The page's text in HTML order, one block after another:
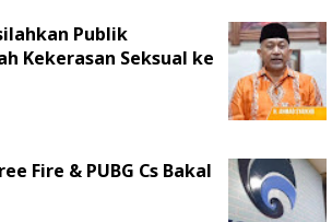
Publik
Kekerasan Seksual ke
Fire & PUBG Cs Bakal